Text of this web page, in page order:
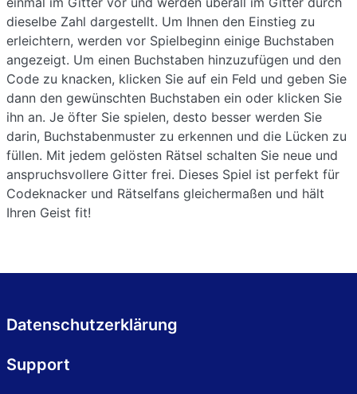
dieselbe Zahl dargestellt. Um Ihnen den Einstieg zu
erleichtern, werden vor Spielbeginn einige Buchstaben
angezeigt. Um einen Buchstaben hinzuzufügen und den
Code zu knacken, klicken Sie auf ein Feld und geben Sie
dann den gewünschten Buchstaben ein oder klicken Sie
ihn an. Je öfter Sie spielen, desto besser werden Sie
darin, Buchstabenmuster zu erkennen und die Lücken zu
füllen. Mit jedem gelösten Rätsel schalten Sie neue und
anspruchsvollere Gitter frei. Dieses Spiel ist perfekt für
Codeknacker und Rätselfans gleichermaßen und hält
Ihren Geist fit!
Datenschutzerklärung
Support